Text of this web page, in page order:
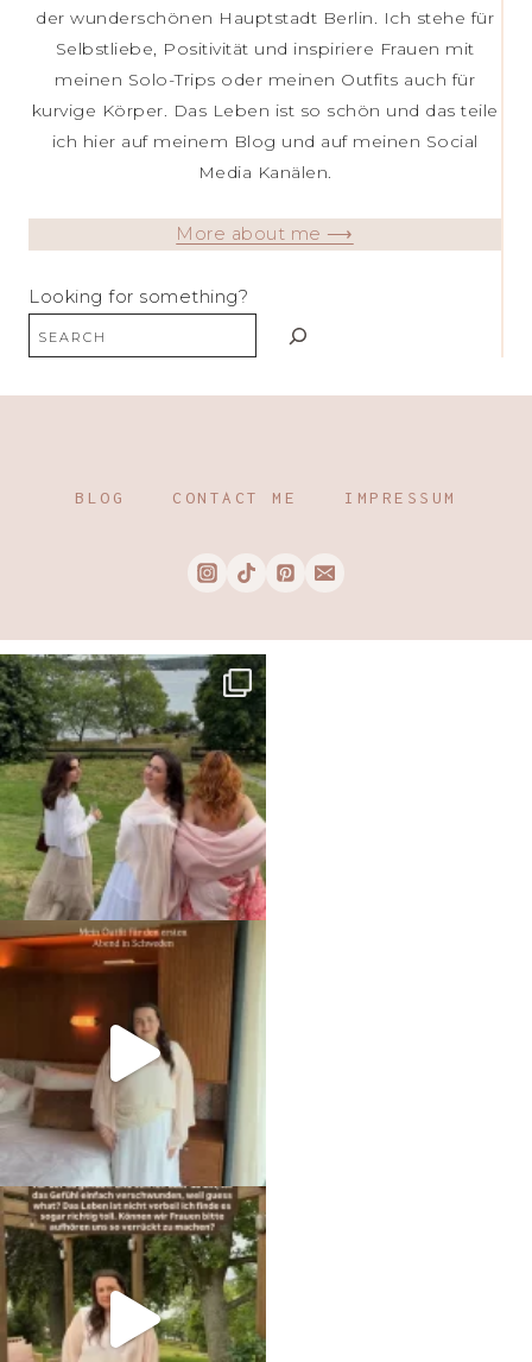
der wunderschönen Hauptstadt Berlin. Ich stehe für
Selbstliebe, Positivität und inspiriere Frauen mit
meinen Solo-Trips oder meinen Outfits auch für
kurvige Körper. Das Leben ist so schön und das teile
ich hier auf meinem Blog und auf meinen Social
Media Kanälen.
More about me ⟶
Looking for something?
BLOG CONTACT ME IMPRESSUM